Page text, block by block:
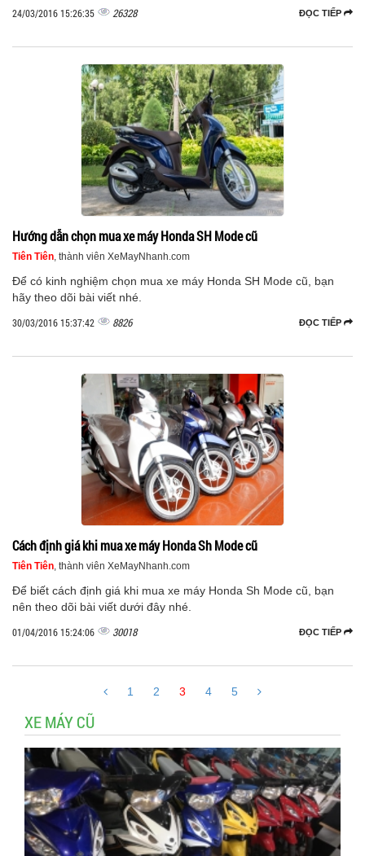
ĐỌC TIẾP
24/03/2016 15:26:35 26328
Hướng dẫn chọn mua xe máy Honda SH Mode cũ
Tiên Tiên, thành viên XeMayNhanh.com
Để có kinh nghiệm chọn mua xe máy Honda SH Mode cũ, bạn
hãy theo dõi bài viết nhé.
ĐỌC TIẾP
30/03/2016 15:37:42 8826
Cách định giá khi mua xe máy Honda Sh Mode cũ
Tiên Tiên, thành viên XeMayNhanh.com
Để biết cách định giá khi mua xe máy Honda Sh Mode cũ, bạn
nên theo dõi bài viết dưới đây nhé.
ĐỌC TIẾP
01/04/2016 15:24:06 30018
1 2 3 4 5
XE MÁY CŨ